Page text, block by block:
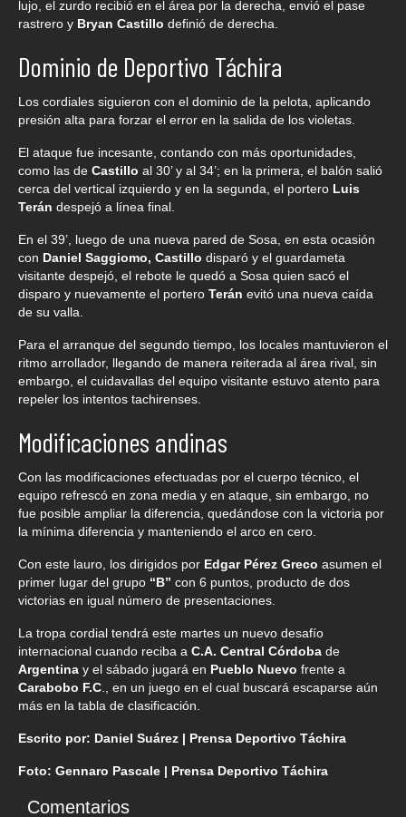
lujo, el zurdo recibió en el área por la derecha, envió el pase
rastrero y Bryan Castillo definió de derecha.
Dominio de Deportivo Táchira
Los cordiales siguieron con el dominio de la pelota, aplicando
presión alta para forzar el error en la salida de los violetas.
El ataque fue incesante, contando con más oportunidades,
como las de Castillo al 30’ y al 34’; en la primera, el balón salió
cerca del vertical izquierdo y en la segunda, el portero Luis
Terán despejó a línea final.
En el 39’, luego de una nueva pared de Sosa, en esta ocasión
con Daniel Saggiomo, Castillo disparó y el guardameta
visitante despejó, el rebote le quedó a Sosa quien sacó el
disparo y nuevamente el portero Terán evitó una nueva caída
de su valla.
Para el arranque del segundo tiempo, los locales mantuvieron el
ritmo arrollador, llegando de manera reiterada al área rival, sin
embargo, el cuidavallas del equipo visitante estuvo atento para
repeler los intentos tachirenses.
Modificaciones andinas
Con las modificaciones efectuadas por el cuerpo técnico, el
equipo refrescó en zona media y en ataque, sin embargo, no
fue posible ampliar la diferencia, quedándose con la victoria por
la mínima diferencia y manteniendo el arco en cero.
Con este lauro, los dirigidos por Edgar Pérez Greco asumen el
primer lugar del grupo “B” con 6 puntos, producto de dos
victorias en igual número de presentaciones.
La tropa cordial tendrá este martes un nuevo desafío
internacional cuando reciba a C.A. Central Córdoba de
Argentina y el sábado jugará en Pueblo Nuevo frente a
Carabobo F.C ., en un juego en el cual buscará escaparse aún
más en la tabla de clasificación.
Escrito por: Daniel Suárez | Prensa Deportivo Táchira
Foto: Gennaro Pascale | Prensa Deportivo Táchira
Comentarios